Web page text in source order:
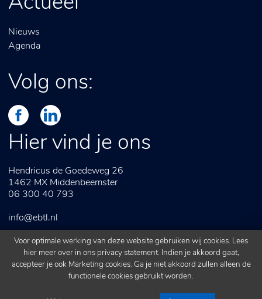
Voor optimale werking van deze website gebruiken wij cookies. Lees
hier meer over in ons privacy statement. Indien je akkoord gaat,
accepteer je ook Marketing cookies. Ga je niet akkoord zullen alleen de
functionele cookies gebruikt worden.
Nieuws
Agenda
Volg ons:
Hier vind je ons
Hendricus de Goedeweg 26
1462 MX Middenbeemster
06 300 40 793
info@ebtl.nl
Algemene voorwaarden
Webdesign dooripsis